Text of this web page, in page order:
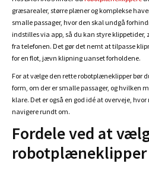
græsarealer, større plæner og komplekse
smalle passager, hvor den skal undgå
indstilles via app, så du kan styre
fra telefonen. Det gør det nemt at tilpasse
for en flot, jævn klipning uanset forholdene.
For at vælge den rette robotplæneklipper bør
form, om der er smalle passager, og
klare. Det er også en god idé at overveje,
navigere rundt om.
Fordele ved at